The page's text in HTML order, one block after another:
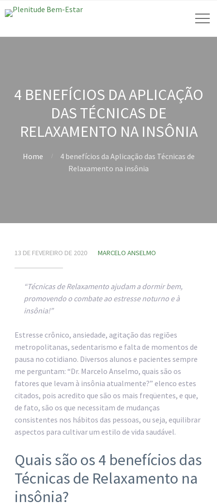
4 BENEFÍCIOS DA APLICAÇÃO
DAS TÉCNICAS DE
RELAXAMENTO NA INSÔNIA
Home
4 benefícios da Aplicação das Técnicas de
Relaxamento na insônia
13 DE FEVEREIRO DE 2020 MARCELO ANSELMO
“Técnicas de Relaxamento ajudam a dormir bem,
promovendo o combate ao estresse noturno e à
insônia!”
Estresse crônico, ansiedade, agitação das regiões
metropolitanas, sedentarismo e falta de momentos de
pausa no cotidiano. Diversos alunos e pacientes sempre
me perguntam: “Dr. Marcelo Anselmo, quais são os
fatores que levam à insônia atualmente?” elenco estes
citados, pois acredito que são os mais freqüentes, e que,
de fato, são os que necessitam de mudanças
consistentes nos hábitos das pessoas, ou seja, equilibrar
aspectos para cultivar um estilo de vida saudável.
Quais são os 4 benefícios das
Técnicas de Relaxamento na
insônia?